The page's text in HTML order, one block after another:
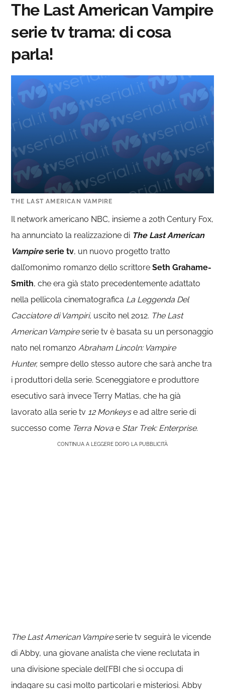
The Last American Vampire
serie tv trama: di cosa
parla!
THE LAST AMERICAN VAMPIRE
Il network americano NBC, insieme a 20th Century Fox,
ha annunciato la realizzazione di The Last American
Vampireserie tv, un nuovo progetto tratto
dall’omonimo romanzo dello scrittoreSeth Grahame-
Smith, che era già stato precedentemente adattato
nella pellicola cinematografica La Leggenda Del
Cacciatore di Vampiri, uscito nel 2012. The Last
American Vampireserie tv è basata su un personaggio
nato nel romanzoAbraham Lincoln: Vampire
Hunter,sempre dello stesso autore che sarà anche tra
i produttori della serie. Sceneggiatore e produttore
esecutivo sarà invece Terry Matlas, che ha già
lavorato alla serie tv 12 Monkeyse ad altre serie di
successo come Terra Novae Star Trek: Enterprise.
CONTINUA A LEGGERE DOPO LA PUBBLICITÀ
The Last American Vampireserie tv seguirà le vicende
di Abby, una giovane analista che viene reclutata in
una divisione speciale dell’FBI che si occupa di
indagare su casi molto particolari e misteriosi. Abby